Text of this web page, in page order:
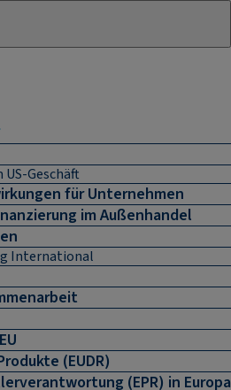
Geschäft
für Unternehmen
im Außenhandel
International
(EUDR)
(EPR) in Europa